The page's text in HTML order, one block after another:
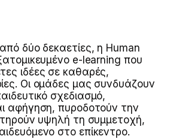
δύο δεκαετίες, η Human
e-learning που
ιδέες σε καθαρές,
Οι ομάδες μας συνδυάζουν
σχεδιασμό,
αφήγηση, πυροδοτούν την
υψηλή τη συμμετοχή,
στο επίκεντρο.